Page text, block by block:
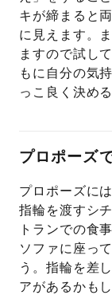
キが締まると
に見えます。
ますので試し
もに自分の気
っこ良く決め
プロポーズ
プロポーズに
指輪を渡すシ
トランでの食
ソファに座っ
う。指輪を差
アがあるかも